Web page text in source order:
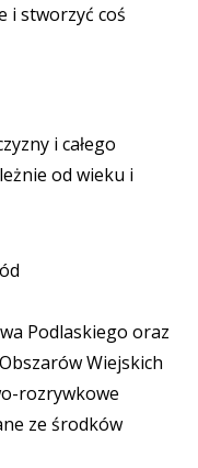
i stworzyć coś
i całego
od wieku i
Podlaskiego oraz
Wiejskich
rozrywkowe
ze środków